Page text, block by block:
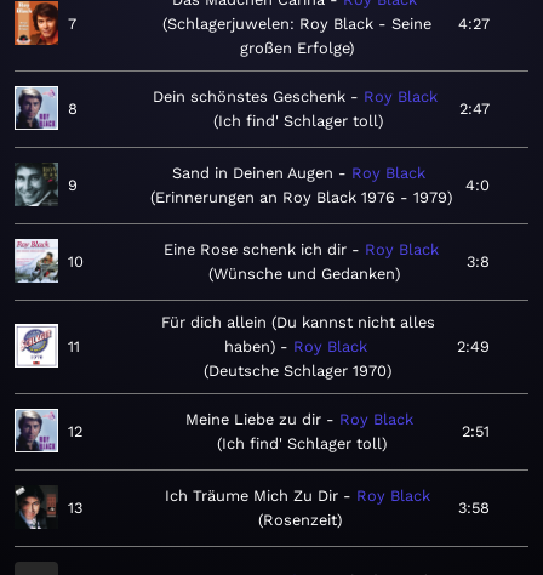
7
Schlagerjuwelen: Roy Black - Seine
großen Erfolge
4:27
8
Dein schönstes Geschenk
Roy Black
Ich find' Schlager toll
2:47
9
Sand in Deinen Augen
Roy Black
Erinnerungen an Roy Black 1976 - 1979
4:0
10
Eine Rose schenk ich dir
Roy Black
Wünsche und Gedanken
3:8
11
Für dich allein (Du kannst nicht alles
haben)
Roy Black
Deutsche Schlager 1970
2:49
12
Meine Liebe zu dir
Roy Black
Ich find' Schlager toll
2:51
13
Ich Träume Mich Zu Dir
Roy Black
Rosenzeit
3:58